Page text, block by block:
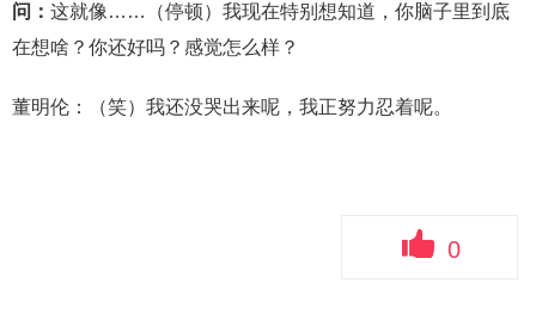
问： 这就像……（停顿）我现在特别想知道，你脑子里到底
在想啥？你还好吗？感觉怎么样？
董明伦：（笑）我还没哭出来呢，我正努力忍着呢。
0